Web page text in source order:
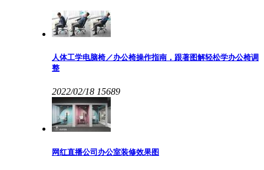
人体工学电脑椅／办公椅操作指南，跟著图解轻松学办公椅调
整
2022/02/18 15689
网红直播公司办公室装修效果图